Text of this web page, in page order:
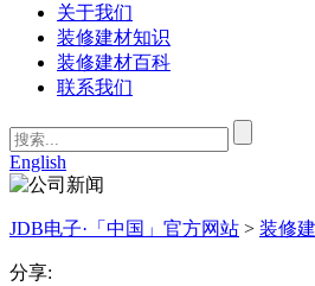
关于我们
装修建材知识
装修建材百科
联系我们
English
JDB电子·「中国」官方网站 > 装修
分享: